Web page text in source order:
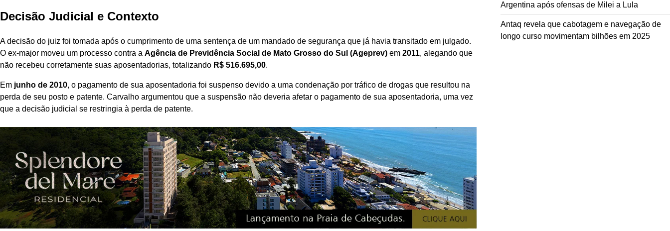
Decisão Judicial e Contexto
A decisão do juiz foi tomada após o cumprimento de uma sentença de um mandado de segurança que já havia transitado em julgado.
O ex-major moveu um processo contra a Agência de Previdência Social de Mato Grosso do Sul (Ageprev) em 2011, alegando que
não recebeu corretamente suas aposentadorias, totalizando R$ 516.695,00.
Em junho de 2010, o pagamento de sua aposentadoria foi suspenso devido a uma condenação por tráfico de drogas que resultou na
perda de seu posto e patente. Carvalho argumentou que a suspensão não deveria afetar o pagamento de sua aposentadoria, uma vez
que a decisão judicial se restringia à perda de patente.
Argentina após ofensas de Milei a Lula
Antaq revela que cabotagem e navegação de
longo curso movimentam bilhões em 2025